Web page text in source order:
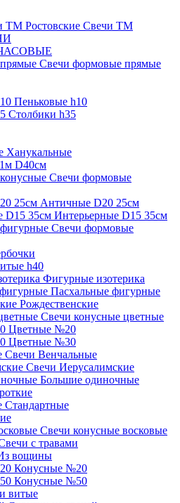
Ростовские Свечи ТМ
Свечи формовые прямые
Пеньковые h10
Столбики h35
Ханукальные
D40см
Свечи формовые
Античные D20 25см
Интерьерные D15 35см
Свечи формовые
h40
Фигурные изотерика
Пасхальные фигурные
Рождественские
Свечи конусные цветные
Цветные №20
Цветные №30
Свечи Венчальные
Свечи Иерусалимские
Большие одиночные
Стандартные
Свечи конусные восковые
с травами
вощины
Конусные №20
Конусные №50
витые